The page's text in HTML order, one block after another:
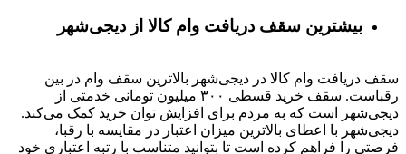
بیشترین سقف دریافت وام کالا از دیجی‌شهر
سقف دریافت وام کالا در دیجی‌شهر بالاترین سقف وام در بین
رقباست. سقف خرید قسطی ۳۰۰ میلیون تومانی خدمتی از
دیجی‌شهر است که به مردم برای افزایش توان خرید کمک می‌کند.
دیجی‌شهر با اعطای بالاترین میزان اعتبار در مقایسه با رقبا،
فرصتی را فراهم کرده است تا بتوانید متناسب با رتبه اعتباری خود